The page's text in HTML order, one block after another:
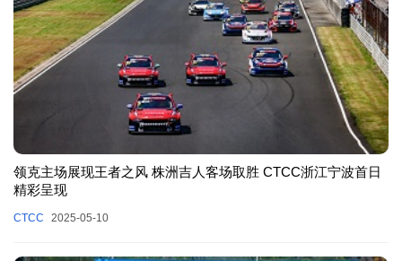
领克主场展现王者之风 株洲吉人客场取胜 CTCC浙江宁波首日
精彩呈现
CTCC 2025-05-10